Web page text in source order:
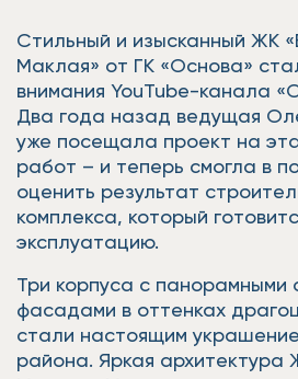
Стильный и изысканный ЖК
Маклая» от ГК «Основа»
внимания YouTube-канала
Два года назад ведущая
уже посещала проект на
работ – и теперь смогла в
оценить результат
комплекса, который
эксплуатацию.
Три корпуса с панорамными
фасадами в оттенках
стали настоящим
района. Яркая архитектура